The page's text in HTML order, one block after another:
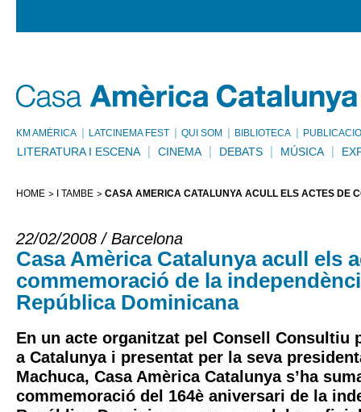
KM AMÈRICA LATCINEMA FEST QUI SOM BIBLIOTECA
LITERATURA I ESCENA CINEMA DEBATS MÚSICA
HOME I TAMBÉ CASA AMÈRICA CATALUNYA ACULL ELS ACTES DE
22/02/2008 / Barcelona
Casa Amèrica Catalunya acull els
commemoració de la
República Dominicana
En un acte organitzat pel Consell Consultiu
a Catalunya i presentat per la seva
Machuca, Casa Amèrica Catalunya s’ha
commemoració del 164è aniversari de la